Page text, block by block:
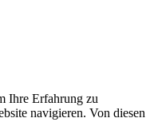
Ihre Erfahrung zu
navigieren. Von diesen